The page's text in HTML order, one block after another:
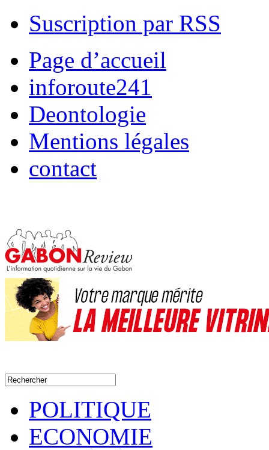
Suscription par RSS
Page d’accueil
inforoute241
Deontologie
Mentions légales
contact
POLITIQUE
ECONOMIE